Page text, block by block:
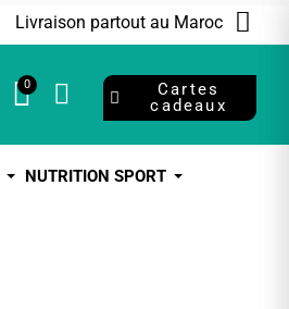
Livraison partout au Maroc
0
Cartes
cadeaux
NUTRITION SPORT